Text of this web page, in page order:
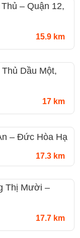
– Quận 12,
15.9 km
Dầu Một,
17 km
– Đức Hòa Hạ
17.3 km
Thị Mười –
17.7 km